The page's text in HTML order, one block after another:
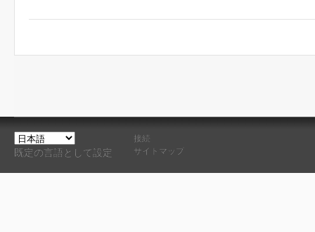
既定の言語として設定
接続
サイトマップ